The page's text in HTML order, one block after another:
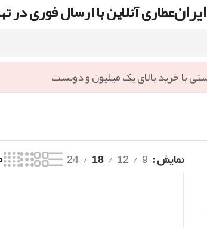
عطاری آنلاین با ارسال فوری در
با خرید بالای یک میلیون و دویست
نمایش 9
12
18
24